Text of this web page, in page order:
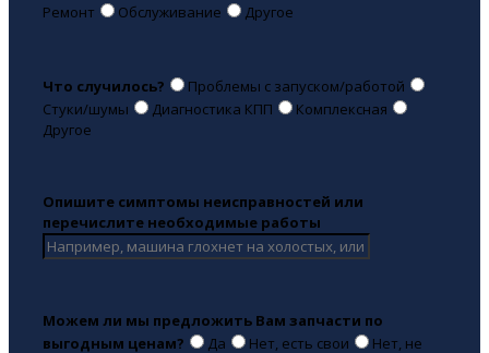
Ремонт
Обслуживание Другое
Что случилось?
Проблемы с запуском/работой
Стуки/шумы
Диагностика КПП
Комплексная
Другое
Опишите симптомы неисправностей или
перечислите необходимые работы
Можем ли мы предложить Вам запчасти по
выгодным ценам?
Да Нет, есть свои
Нет, не